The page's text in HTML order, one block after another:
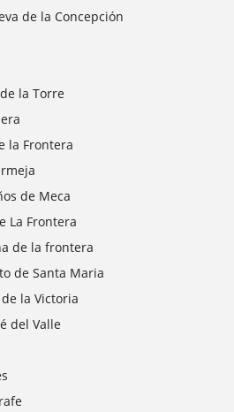
de la Concepción
la Torre
la Frontera
de Meca
La Frontera
de la frontera
de Santa Maria
la Victoria
del Valle